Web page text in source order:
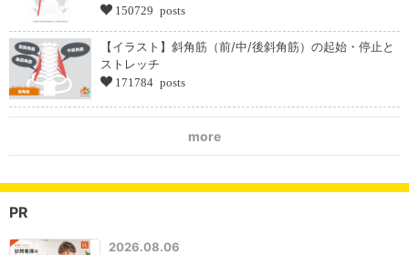
150729 posts
【イラスト】斜角筋（前/中/後斜角筋）の起始・停止と
ストレッチ
171784 posts
more
PR
2026.08.06